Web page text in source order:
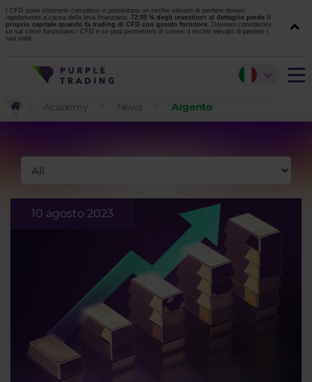
I CFD sono strumenti complessi e presentano un rischio elevato di perdere denaro
rapidamente a causa della leva finanziaria. 72,05 % degli investitori al dettaglio perde il
proprio capitale quando fa trading di CFD con questo fornitore. Dovresti considerare
se sai come funzionano i CFD e se puoi permetterti di correre il rischio elevato di perdere i
tuoi soldi.
Academy News Argento
10 agosto 2023